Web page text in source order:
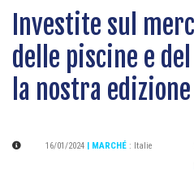
Investite sul
delle piscine e
la nostra
16/01/2024 | MARCHÉ : Italie